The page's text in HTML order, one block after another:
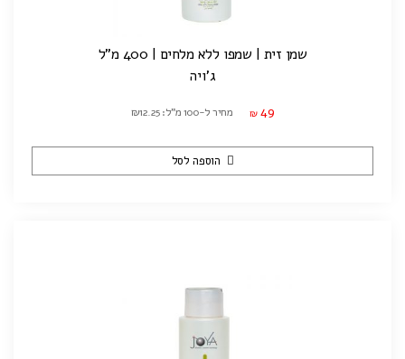
שמן זית | שמפו ללא מלחים | 400 מ"ל
ג'ויה
₪ 49 מחיר ל-100 מ"ל: ₪12.25
הוספה לסל